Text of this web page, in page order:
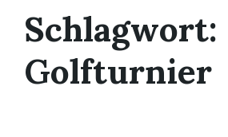
Schlagwort:
Golfturnier